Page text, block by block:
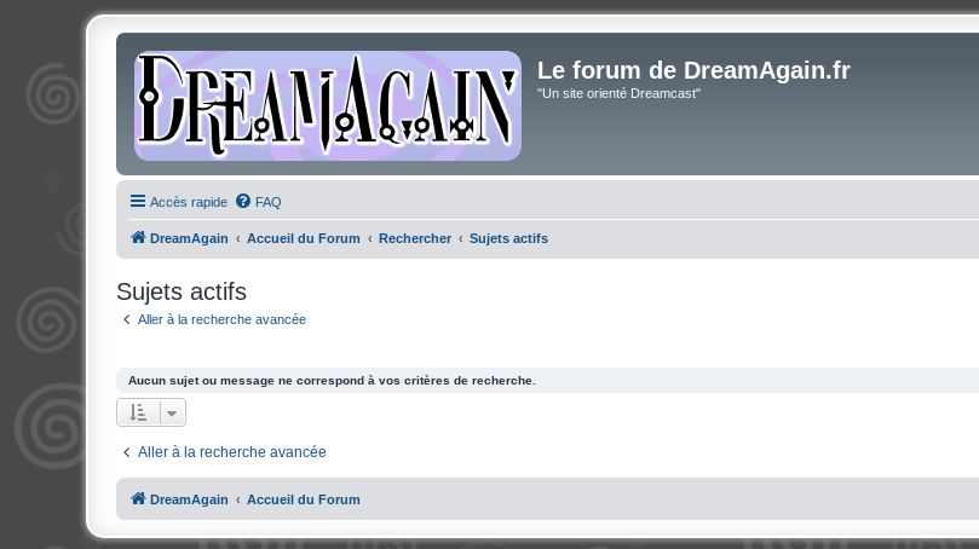
Le forum de DreamAgain.fr
"Un site orienté Dreamcast"
Accès rapide FAQ
DreamAgain Accueil du Forum Rechercher Sujets actifs
Sujets actifs
Aller à la recherche avancée
Aucun sujet ou message ne correspond à vos critères de recherche.
Aller à la recherche avancée
DreamAgain Accueil du Forum